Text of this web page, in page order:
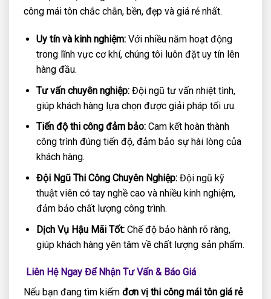
công mái tôn chắc chắn, bền, đẹp và giá rẻ nhất.
Uy tín và kinh nghiệm:Với nhiều năm hoạt động
trong lĩnh vực cơ khí, chúng tôi luôn đặt uy tín lên
hàng đầu.
Tư vấn chuyên nghiệp:Đội ngũ tư vấn nhiệt tình,
giúp khách hàng lựa chọn được giải pháp tối ưu.
Tiến độ thi công đảm bảo:Cam kết hoàn thành
công trình đúng tiến độ, đảm bảo sự hài lòng của
khách hàng.
Đội Ngũ Thi Công Chuyên Nghiệp:Đội ngũ kỹ
thuật viên có tay nghề cao và nhiều kinh nghiệm,
đảm bảo chất lượng công trình.
Dịch Vụ Hậu Mãi Tốt: Chế độ bảo hành rõ ràng,
giúp khách hàng yên tâm về chất lượng sản phẩm.
Liên Hệ Ngay Để Nhận Tư Vấn & Báo Giá
Nếu bạn đang tìm kiếm đơn vị thi công mái tôn giá rẻ